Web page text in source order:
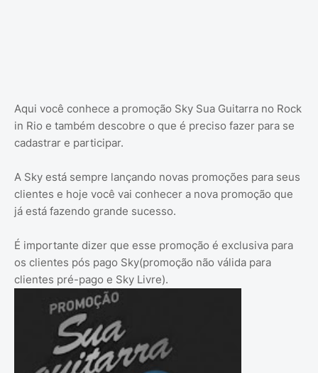
Aqui você conhece a promoção Sky Sua Guitarra no Rock
in Rio e também descobre o que é preciso fazer para se
cadastrar e participar.
A Sky está sempre lançando novas promoções para seus
clientes e hoje você vai conhecer a nova promoção que
já está fazendo grande sucesso.
É importante dizer que esse promoção é exclusiva para
os clientes pós pago Sky(promoção não válida para
clientes pré-pago e Sky Livre).